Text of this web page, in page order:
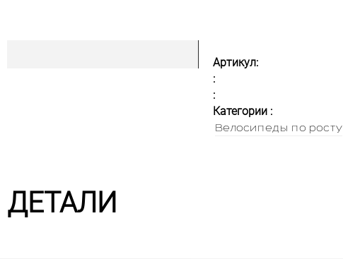
Артикул:
:
:
Категории :
Велосипеды по росту
ДЕТАЛИ